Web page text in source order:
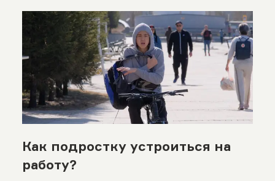
Как подростку устроиться на
работу?